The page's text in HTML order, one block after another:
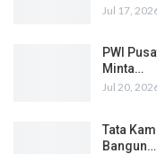
Jul 17,
PWI
Minta…
Jul 20,
Tata
Bangun…